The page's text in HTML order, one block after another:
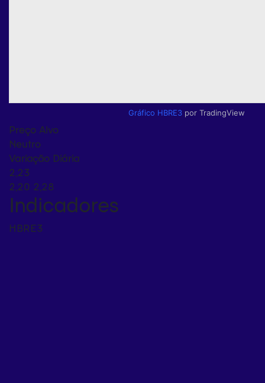
Gráfico HBRE3 por TradingView
Preço Alvo
Neutro
Variação Diária
2,23
2,20 2,28
Indicadores
HBRE3